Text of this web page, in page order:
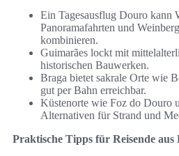
Ein Tagesausflug Douro kann
Panoramafahrten und
kombinieren.
Guimarães lockt mit
historischen Bauwerken.
Braga bietet sakrale Orte wie
gut per Bahn erreichbar.
Küstenorte wie Foz do Douro
Alternativen für Strand und
Praktische Tipps für Reisende aus